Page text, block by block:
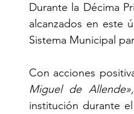
Durante la Décima
alcanzados en este
Sistema Municipal
Con acciones
Miguel de Allende»,
institución durante